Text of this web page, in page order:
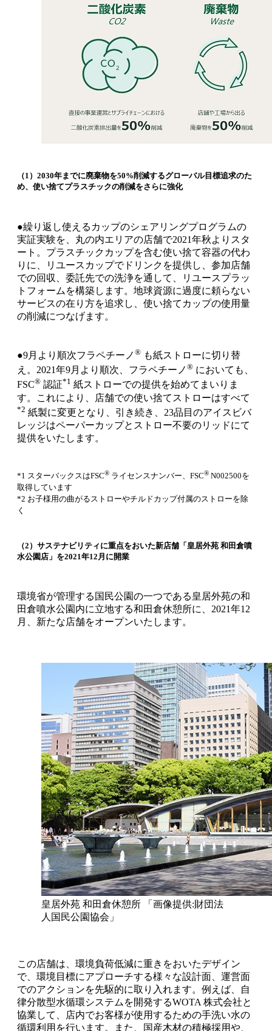
（1）2030年までに廃棄物を50%削減するグローバル目標追求のた
め、使い捨てプラスチックの削減をさらに強化
●繰り返し使えるカップのシェアリングプログラムの
実証実験を、丸の内エリアの店舗で2021年秋よりスタ
ート。プラスチックカップを含む使い捨て容器の代わ
りに、リユースカップでドリンクを提供し、参加店舗
での回収、委託先での洗浄を通して、リユースプラッ
トフォームを構築します。地球資源に過度に頼らない
サービスの在り方を追求し、使い捨てカップの使用量
の削減につなげます。
●9月より順次フラペチーノ ® も紙ストローに切り替
え。2021年9月より順次、フラペチーノ ® においても、
FSC® 認証*1 紙ストローでの提供を始めてまいりま
す。これにより、店舗での使い捨てストローはすべて
*2 紙製に変更となり、引き続き、23品目のアイスビバ
レッジはペーパーカップとストロー不要のリッドにて
提供をいたします。
*1 スターバックスはFSC® ライセンスナンバー、FSC® N002500を
取得しています
*2 お子様用の曲がるストローやチルドカップ付属のストローを除
く
（2）サステナビリティに重点をおいた新店舗「皇居外苑 和田倉噴
水公園店」を2021年12月に開業
環境省が管理する国民公園の一つである皇居外苑の和
田倉噴水公園内に立地する和田倉休憩所に、2021年12
月、新たな店舗をオープンいたします。
皇居外苑 和田倉休憩所 「画像提供:財団法
人国民公園協会」
この店舗は、環境負荷低減に重きをおいたデザイン
で、環境目標にアプローチする様々な設計面、運営面
でのアクションを先駆的に取り入れます。例えば、自
律分散型水循環システムを開発するWOTA 株式会社と
協業して、店内でお客様が使用するための手洗い水の
循環利用を行います。また、国産木材の積極採用や、